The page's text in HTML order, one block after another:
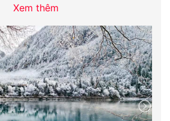
tận đáy hồ, đặc biệt hơn màu
thay đổi tùy theo độ tương phản
Quý khách đắm chìm trong bức
hảo đầy màu sắc với những tán lá
vàng óng ả hòa quyện với sắc
Xem thêm